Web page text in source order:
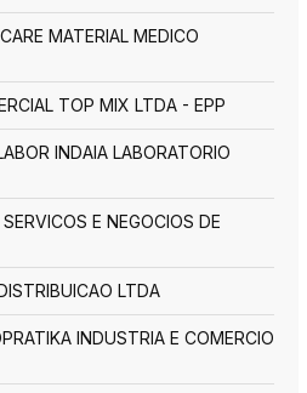
MATERIAL MEDICO
TOP MIX LTDA - EPP
INDAIA LABORATORIO
E NEGOCIOS DE
LTDA
INDUSTRIA E COMERCIO